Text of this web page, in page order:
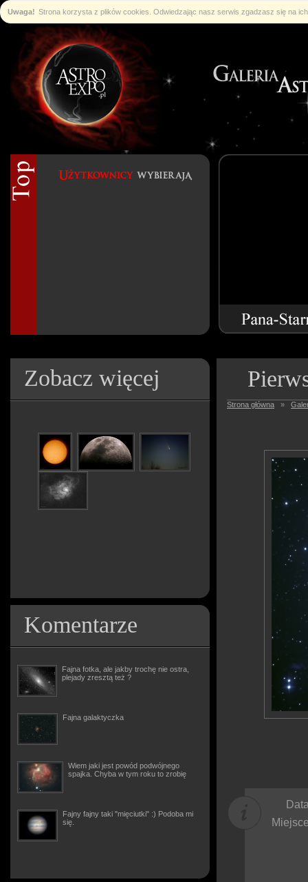
Uwaga! Strona korzysta z plików cookies. Odwiedzając nasz serwis zgadzasz się na
Zobacz więcej
Komentarze
Fajna fotka, ale jakby trochę nie ostra,
plejady zresztą też ?
Fajna galaktyczka
Wiem jaki jest powód podwójnego
spajka. Chyba w tym roku to zrobię
Fajny fajny taki "mięciutki" :) Podoba mi
się.
Strona główna »